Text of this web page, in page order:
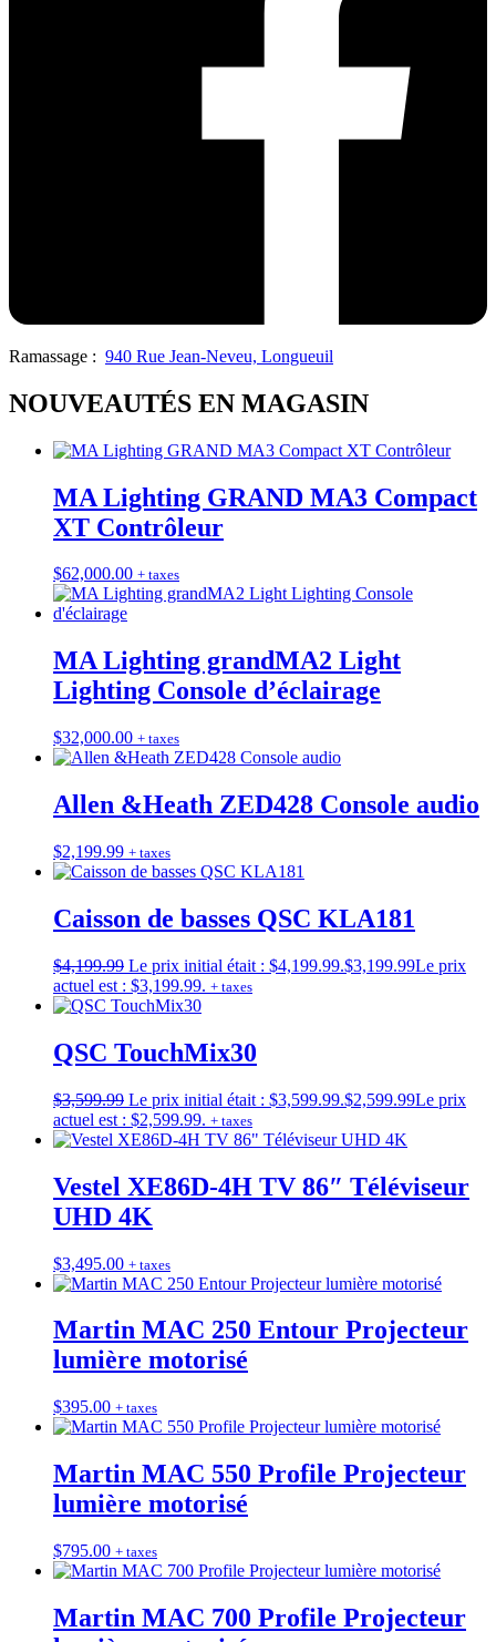
Ramassage : 940 Rue Jean-Neveu, Longueuil
NOUVEAUTÉS EN MAGASIN
MA Lighting GRAND MA3 Compact
XT Contrôleur
$62,000.00 + taxes
MA Lighting grandMA2 Light
Lighting Console d’éclairage
$32,000.00 + taxes
Allen &Heath ZED428 Console audio
$2,199.99 + taxes
Caisson de basses QSC KLA181
$4,199.99 Le prix initial était : $4,199.99.$3,199.99Le prix
actuel est : $3,199.99. + taxes
QSC TouchMix30
$3,599.99 Le prix initial était : $3,599.99.$2,599.99Le prix
actuel est : $2,599.99. + taxes
Vestel XE86D-4H TV 86″ Téléviseur
UHD 4K
$3,495.00 + taxes
Martin MAC 250 Entour Projecteur
lumière motorisé
$395.00 + taxes
Martin MAC 550 Profile Projecteur
lumière motorisé
$795.00 + taxes
Martin MAC 700 Profile Projecteur